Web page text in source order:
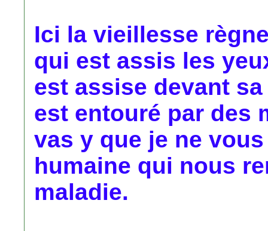
Ici la vieillesse
qui est assis les
est assise devant
est entouré par des
vas y que je ne
humaine qui nous
maladie.